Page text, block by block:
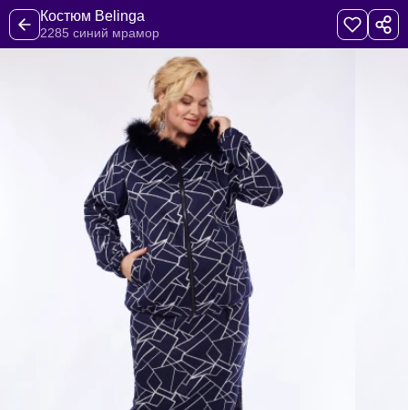
Костюм Belinga
2285 синий мрамор